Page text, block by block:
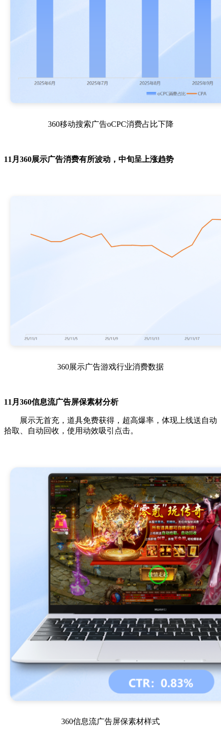
360移动搜索广告oCPC消费占比下降
11月360展示广告消费有所波动，中旬呈上涨趋势
360展示广告游戏行业消费数据
11月 360信息流广告屏保素材分析
展示无首充，道具免费获得，超高爆率，体现上线送自动
拾取、自动回收，使用动效吸引点击。
360信息流广告屏保素材样式